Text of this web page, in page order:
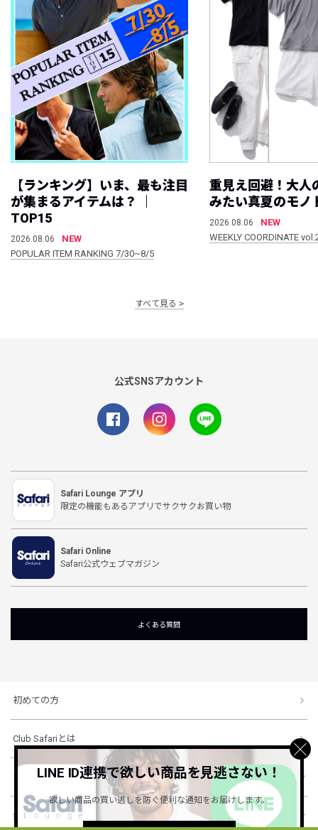
【ランキング】いま、最も注目
が集まるアイテムは？ ｜
TOP15
2026.08.06
NEW
POPULAR ITEM RANKING 7/30~8/5
重見え回避！大人
みたい真夏のモノ
2026.08.06
NEW
WEEKLY COORDINATE
すべて見る
公式SNSアカウント
Safari Lounge アプリ
限定の機能もあるアプリでサクサクお買い物
Safari Online
Safari公式ウェブマガジン
よくある質問
初めての方
Club Safariとは
ショッピングガイド
会社概要・規約
LINE ID連携で欲しい商品を見逃さない！
欲しい商品の買い逃しを防ぐ便利な通知をお届けします。